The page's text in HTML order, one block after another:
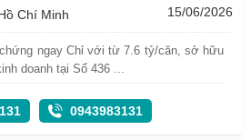
Chí Minh 15/06/2026
ngay Chỉ với từ 7.6 tỷ/căn, sở hữu
doanh tại Số 436 ...
0943983131